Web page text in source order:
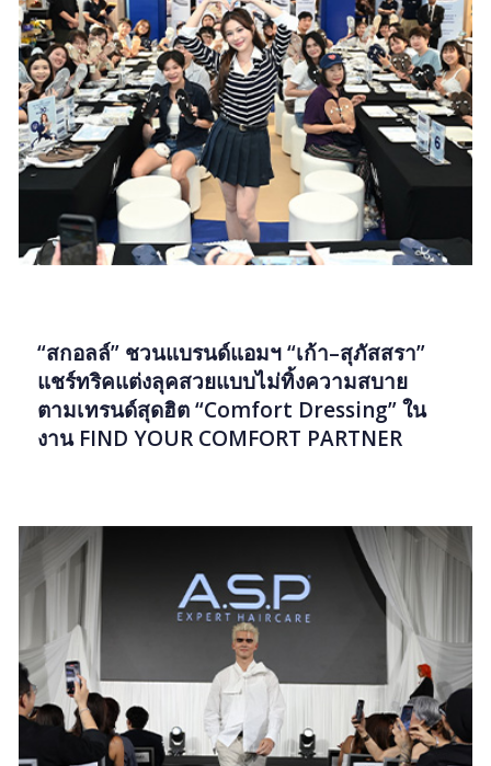
“สกอลล์” ชวนแบรนด์แอมฯ “เก้า–สุภัสสรา”
แชร์ทริคแต่งลุคสวยแบบไม่ทิ้งความสบาย
ตามเทรนด์สุดฮิต “Comfort Dressing” ใน
งาน FIND YOUR COMFORT PARTNER